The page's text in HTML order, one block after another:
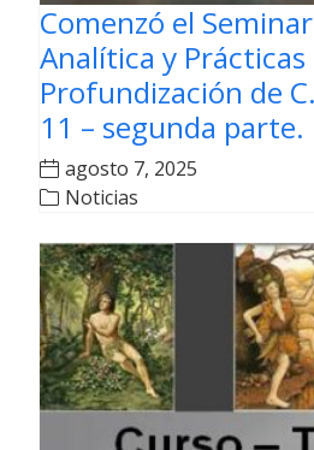
Comenzó el
Analítica y
Profundización de
11 – segunda parte.
agosto 7, 2025
Noticias